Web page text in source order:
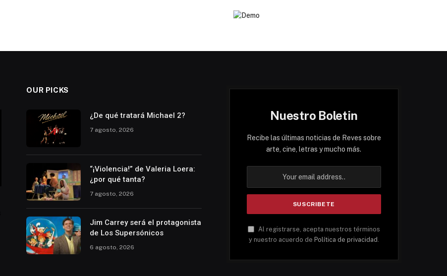
OUR PICKS
¿De qué tratará Michael 2?
7 agosto, 2026
“¡Violencia!” de Valeria Loera:
¿por qué tanta?
7 agosto, 2026
Jim Carrey será el protagonista
de Los Supersónicos
6 agosto, 2026
Nuestro Boletin
Recibe las últimas noticias de Reves sobre
arte, cine, letras y mucho más.
Al registrarse, acepta nuestros términos
y nuestro acuerdo de Política de privacidad